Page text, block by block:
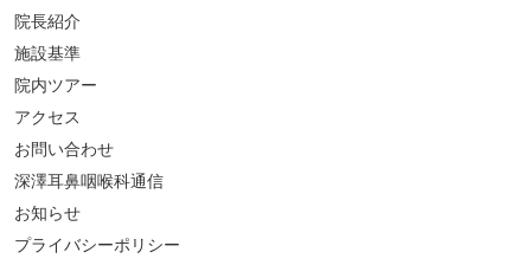
院長紹介
施設基準
院内ツアー
アクセス
お問い合わせ
深澤耳鼻咽喉科通信
お知らせ
プライバシーポリシー